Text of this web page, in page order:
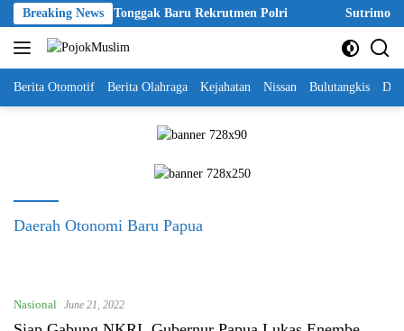
Skip
to
content
Breaking News
2026 Disebut Tonggak Baru Rekrutmen Polri Sutrimo
Berita Otomotif Berita Olahraga Kejahatan Nissan Bulutangkis
Daerah Otonomi Baru Papua
Nasional June 21, 2022